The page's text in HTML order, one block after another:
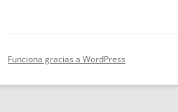
Funciona gracias a WordPress